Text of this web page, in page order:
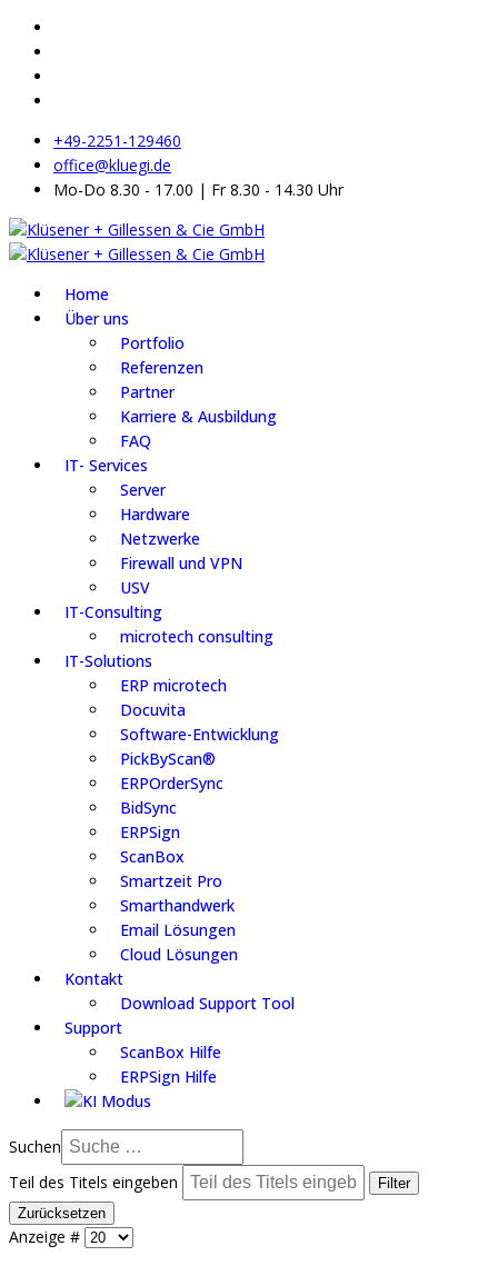
+49-2251-129460
office@kluegi.de
Mo-Do 8.30 - 17.00 | Fr 8.30 - 14.30 Uhr
Home
Über uns
Portfolio
Referenzen
Partner
Karriere & Ausbildung
FAQ
IT- Services
Server
Hardware
Netzwerke
Firewall und VPN
USV
IT-Consulting
microtech consulting
IT-Solutions
ERP microtech
Docuvita
Software-Entwicklung
PickByScan®
ERPOrderSync
BidSync
ERPSign
ScanBox
Smartzeit Pro
Smarthandwerk
Email Lösungen
Cloud Lösungen
Kontakt
Download Support Tool
Support
ScanBox Hilfe
ERPSign Hilfe
Suchen
Teil des Titels eingeben
Filter
Zurücksetzen
Anzeige #